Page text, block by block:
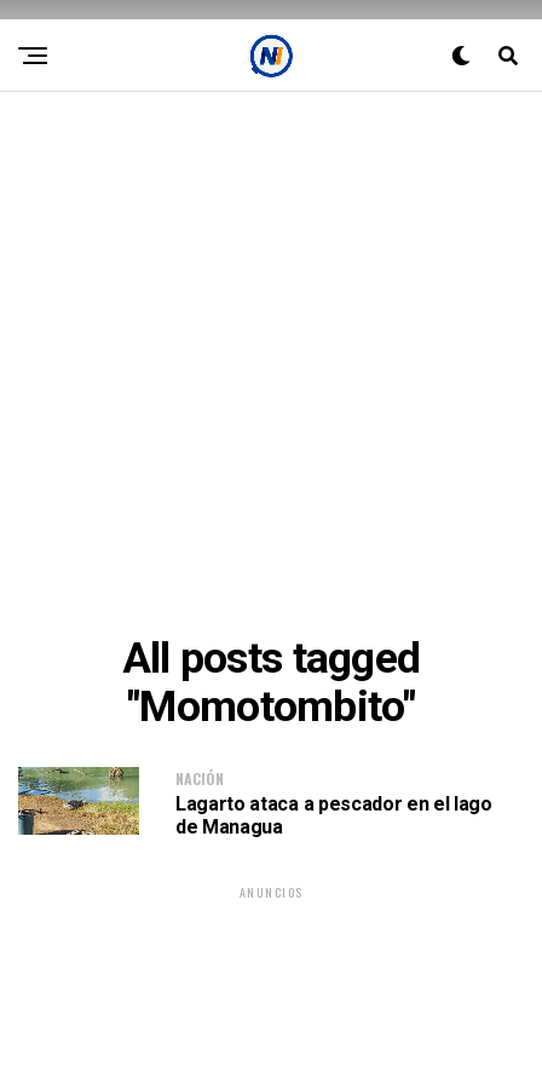
All posts tagged
"Momotombito"
NACIÓN
Lagarto ataca a pescador en el lago
de Managua
ANUNCIOS